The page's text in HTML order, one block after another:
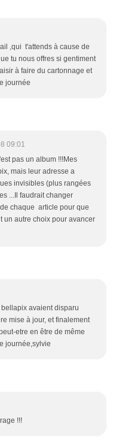
,qui t'attends à cause de
tu nous offres si gentiment
à faire du cartonnage et
journée
09:01
pas un album !!!Mes
mais leur adresse a
invisibles (plus rangées
...Il faudrait changer
chaque article pour que
un autre choix pour avancer
avaient disparu
mise à jour, et finalement
etre en être de même
journée,sylvie
!!!